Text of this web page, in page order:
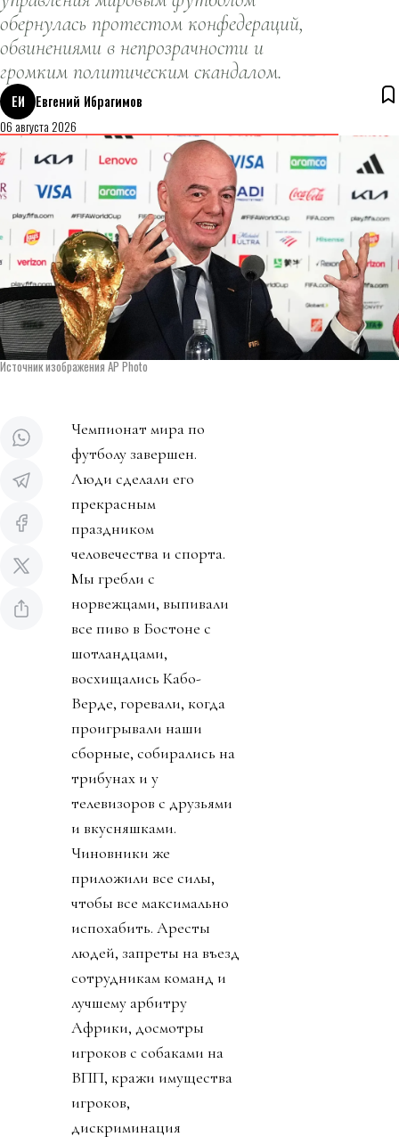
обернулась протестом конфедераций,
обвинениями в непрозрачности и
громким политическим скандалом.
ЕИ
Евгений Ибрагимов
06 августа 2026
Источник изображения AP Photo
Чемпионат мира по
футболу завершен.
Люди сделали его
прекрасным
праздником
человечества и спорта.
Мы гребли с
норвежцами, выпивали
все пиво в Бостоне с
шотландцами,
восхищались Кабо-
Верде, горевали, когда
проигрывали наши
сборные, собирались на
трибунах и у
телевизоров с друзьями
и вкусняшками.
Чиновники же
приложили все силы,
чтобы все максимально
испохабить. Аресты
людей, запреты на въезд
сотрудникам команд и
лучшему арбитру
Африки, досмотры
игроков с собаками на
ВПП, кражи имущества
игроков,
дискриминация